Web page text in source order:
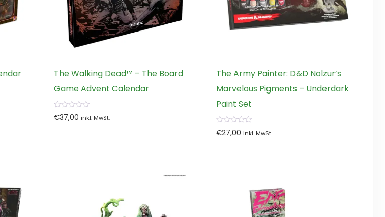
The Walking Dead™ – The Board
Game Advent Calendar
0
von
€37,00 inkl. MwSt.
The Army Painter: D&D Nolzur’s
Marvelous Pigments – Underdark
Paint Set
0
von
€27,00 inkl. MwSt.